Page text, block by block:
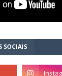
SOCIAIS